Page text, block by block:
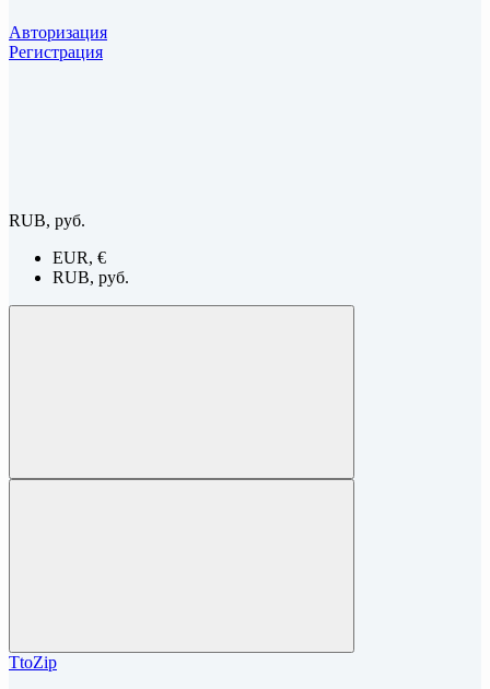
Авторизация
Регистрация
RUB, руб.
EUR, €
RUB, руб.
TtoZip